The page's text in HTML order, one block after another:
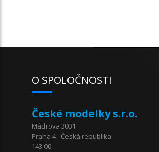
O SPOLOČNOSTI
České modelky s.r.o.
Mádrova 3031
Praha 4 - Česká republika
143 00